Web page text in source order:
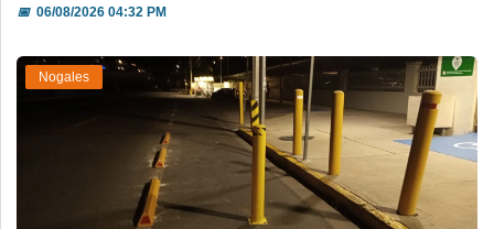
📅06/08/2026 04:32 PM
Nogales